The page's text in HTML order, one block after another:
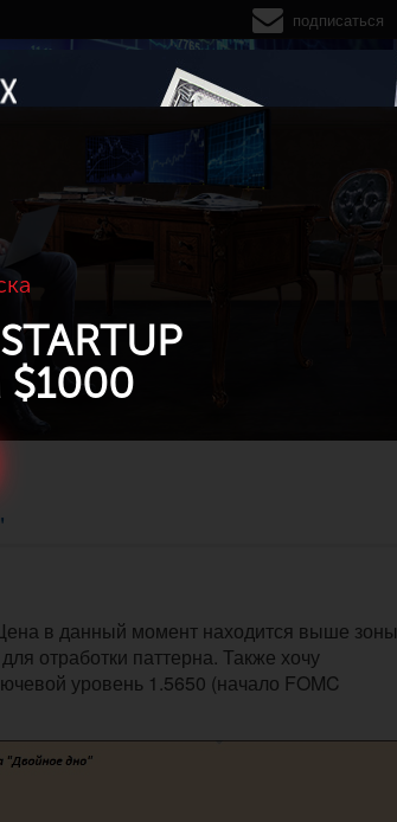
подписаться
в данный момент находится выше зоны
отработки паттерна. Также хочу
уровень 1.5650 (начало FOMC